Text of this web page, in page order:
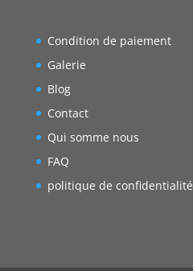
Condition de paiement
Galerie
Blog
Contact
Qui somme nous
FAQ
politique de confidentialité